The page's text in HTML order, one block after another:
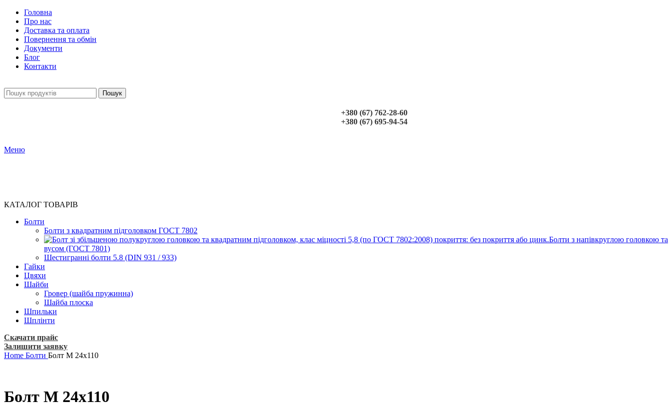
Головна
Про нас
Доставка та оплата
Повернення та обмін
Документи
Блог
Контакти
Пошук
+380 (67) 762-28-60
+380 (67) 695-94-54
Меню
КАТАЛОГ ТОВАРІВ
Болти
Болти з квадратним підголовком ГОСТ 7802
Болти з напівкруглою головкою та
вусом (ГОСТ 7801)
Шестигранні болти 5.8 (DIN 931 / 933)
Гайки
Цвяхи
Шайби
Гровер (шайба пружинна)
Шайба плоска
Шпильки
Шплінти
Скачати прайс
Залишити заявку
Home Болти Болт М 24х110
Болт М 24х110